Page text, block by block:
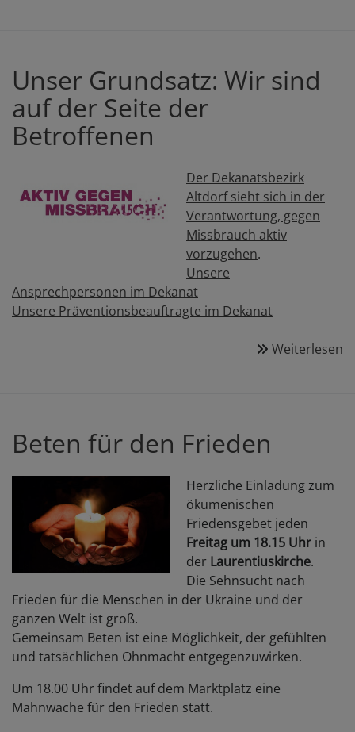
Unser Grundsatz: Wir sind
auf der Seite der
Betroffenen
Der Dekanatsbezirk
Altdorf sieht sich in der
Verantwortung, gegen
Missbrauch aktiv
vorzugehen.
Unsere
Ansprechpersonen im Dekanat
Unsere Präventionsbeauftragte im Dekanat
Weiterlesen
Beten für den Frieden
Herzliche Einladung zum
ökumenischen
Friedensgebet jeden
Freitag um 18.15 Uhr in
der Laurentiuskirche.
Die Sehnsucht nach
Frieden für die Menschen in der Ukraine und der
ganzen Welt ist groß.
Gemeinsam Beten ist eine Möglichkeit, der gefühlten
und tatsächlichen Ohnmacht entgegenzuwirken.
Um 18.00 Uhr findet auf dem Marktplatz eine
Mahnwache für den Frieden statt.